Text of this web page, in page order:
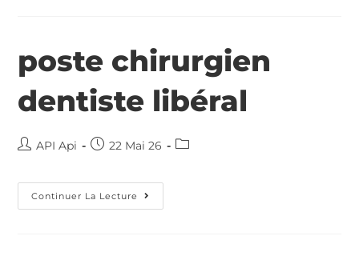
poste chirurgien
dentiste libéral
API Api 22 Mai 26
Continuer La Lecture